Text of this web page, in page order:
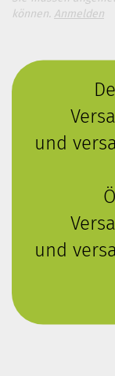
können. Anmelden
und
und